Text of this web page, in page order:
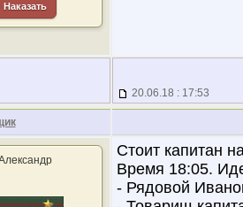
Наказать
20.06.18 : 17:53
Стоит капитан
Время 18:05.
- Рядовой